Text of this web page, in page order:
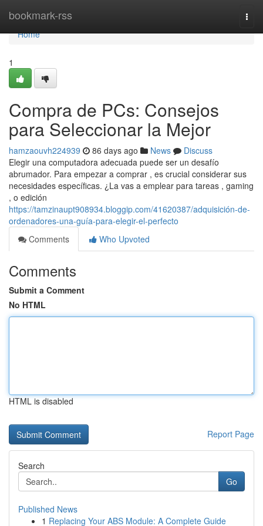
bookmark-rss
Home
Home
1
Compra de PCs: Consejos
para Seleccionar la Mejor
hamzaouvh224939 86 days ago News
Discuss
Elegir una computadora adecuada puede ser un desafío
abrumador. Para empezar a comprar , es crucial considerar sus
necesidades específicas. ¿La vas a emplear para tareas , gaming
, o edición
https://tamzinaupt908934.bloggip.com/41620387/adquisición-de-
ordenadores-una-guía-para-elegir-el-perfecto
Comments
Who Upvoted
Comments
Submit a Comment
No HTML
HTML is disabled
Report Page
Search
Go
Published News
1 Replacing Your ABS Module: A Complete Guide